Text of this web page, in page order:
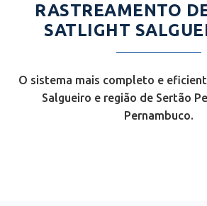
RASTREAMENTO
SATLIGHT
O sistema mais completo e
Salgueiro e região de Sertão
Pernambuco.